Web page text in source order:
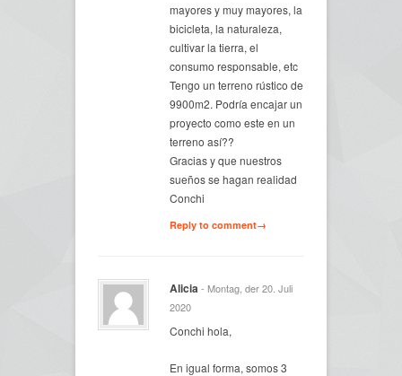
mayores y muy mayores, la
bicicleta, la naturaleza,
cultivar la tierra, el
consumo responsable, etc
Tengo un terreno rústico de
9900m2. Podría encajar un
proyecto como este en un
terreno así??
Gracias y que nuestros
sueños se hagan realidad
Conchi
Reply to comment→
Alicia- Montag, der 20. Juli
2020
Conchi hola,
En igual forma, somos 3